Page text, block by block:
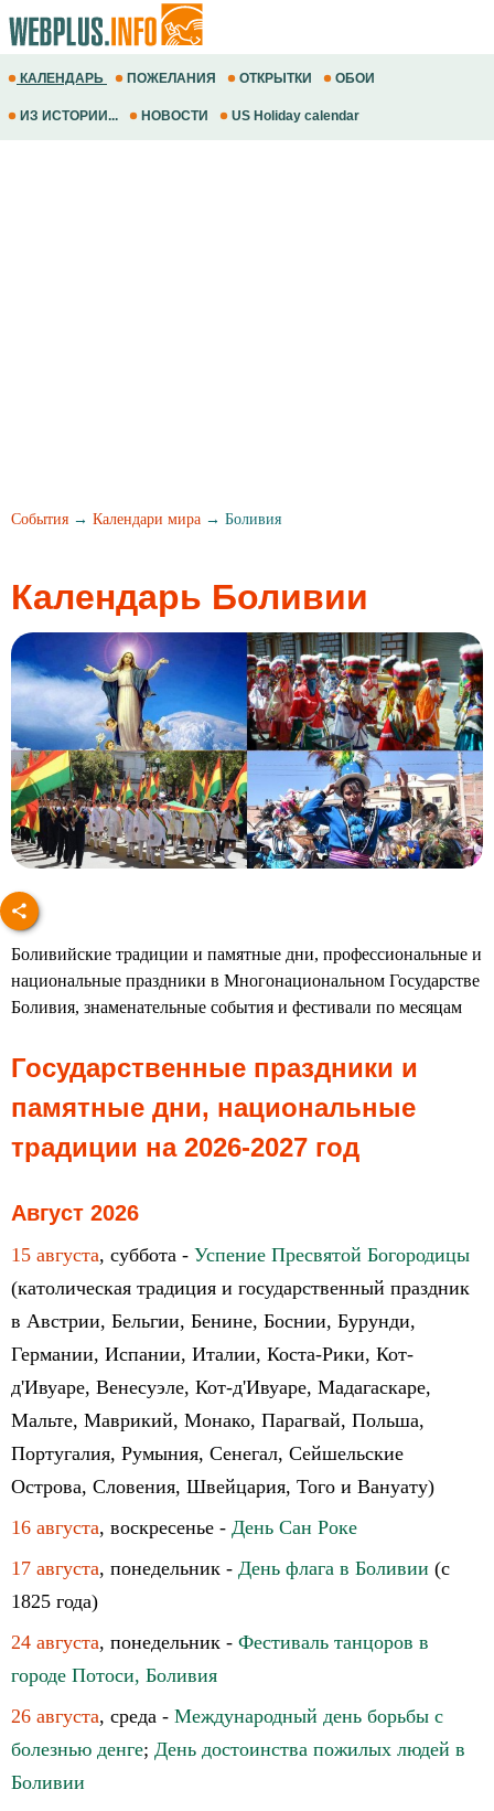
КАЛЕНДАРЬ ПОЖЕЛАНИЯ ОТКРЫТКИ ОБОИ
ИЗ ИСТОРИИ... НОВОСТИ US Holiday calendar
События → Календари мира → Боливия
Календарь Боливии
Боливийские традиции и памятные дни, профессиональные и
национальные праздники в Многонациональном Государстве
Боливия, знаменательные события и фестивали по месяцам
Государственные праздники и
памятные дни, национальные
традиции на 2026-2027 год
Август 2026
15 августа, суббота - Успение Пресвятой Богородицы
(католическая традиция и государственный праздник
в Австрии, Бельгии, Бенине, Боснии, Бурунди,
Германии, Испании, Италии, Коста-Рики, Кот-
д'Ивуаре, Венесуэле, Кот-д'Ивуаре, Мадагаскаре,
Мальте, Маврикий, Монако, Парагвай, Польша,
Португалия, Румыния, Сенегал, Сейшельские
Острова, Словения, Швейцария, Того и Вануату)
16 августа, воскресенье - День Сан Роке
17 августа, понедельник - День флага в Боливии (с
1825 года)
24 августа, понедельник - Фестиваль танцоров в
городе Потоси, Боливия
26 августа, среда - Международный день борьбы c
болезнью денге; День достоинства пожилых людей в
Боливии